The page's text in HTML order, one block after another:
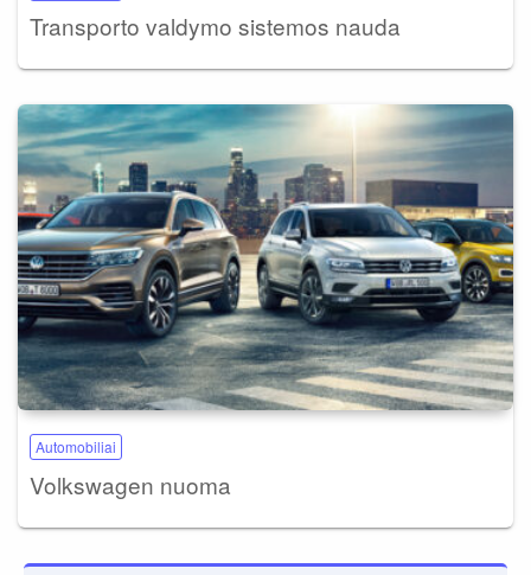
Transporto valdymo sistemos nauda
Automobiliai
Volkswagen nuoma